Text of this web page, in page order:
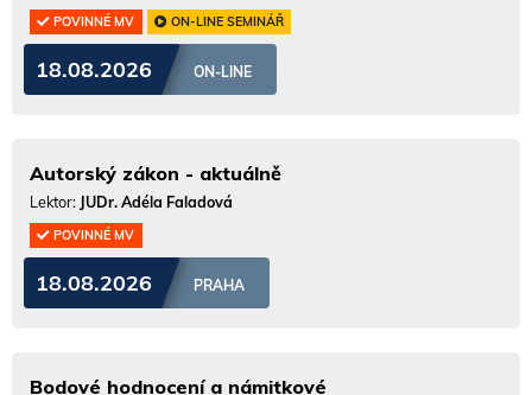
POVINNÉ MV ON-LINE SEMINÁŘ
18.08.2026 ON-LINE
Autorský zákon - aktuálně
Lektor: JUDr. Adéla Faladová
POVINNÉ MV
18.08.2026 PRAHA
Bodové hodnocení a námitkové